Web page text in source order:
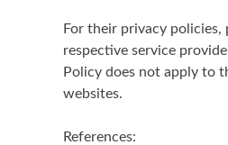
For their privacy policies,
respective service
Policy does not apply to
websites.
References: